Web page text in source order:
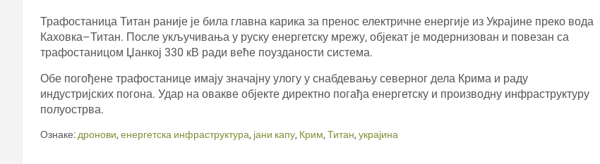
Трафостаница Титан раније је била главна карика за пренос електричне енергије из Украјине преко вода
Каховка–Титан. После укључивања у руску енергетску мрежу, објекат је модернизован и повезан са
трафостаницом Џанкој 330 кВ ради веће поузданости система.
Обе погођене трафостанице имају значајну улогу у снабдевању северног дела Крима и раду
индустријских погона. Удар на овакве објекте директно погађа енергетску и производну инфраструктуру
полуострва.
Ознаке: дронови, енергетска инфраструктура, јани капу, Крим, Титан, украјина